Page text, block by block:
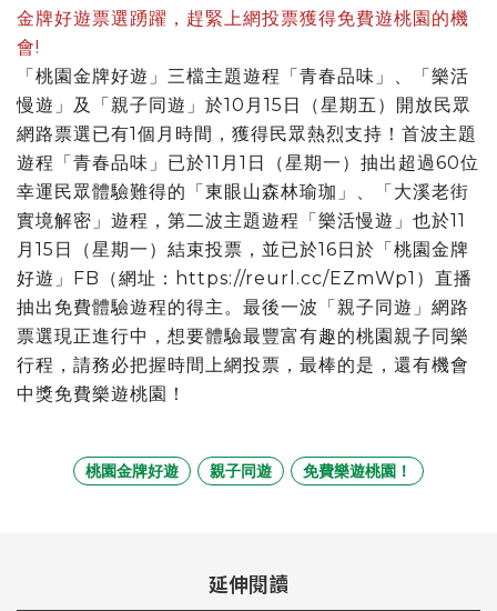
金牌好遊票選踴躍，趕緊上網投票獲得免費遊桃園的機
會!
「桃園金牌好遊」三檔主題遊程「青春品味」、「樂活
慢遊」及「親子同遊」於10月15日（星期五）開放民眾
網路票選已有1個月時間，獲得民眾熱烈支持！首波主題
遊程「青春品味」已於11月1日（星期一）抽出超過60位
幸運民眾體驗難得的「東眼山森林瑜珈」、「大溪老街
實境解密」遊程，第二波主題遊程「樂活慢遊」也於11
月15日（星期一）結束投票，並已於16日於「桃園金牌
好遊」FB（網址：https://reurl.cc/EZmWp1）直播
抽出免費體驗遊程的得主。最後一波「親子同遊」網路
票選現正進行中，想要體驗最豐富有趣的桃園親子同樂
行程，請務必把握時間上網投票，最棒的是，還有機會
中獎免費樂遊桃園！
桃園金牌好遊 親子同遊 免費樂遊桃園！
延伸閱讀